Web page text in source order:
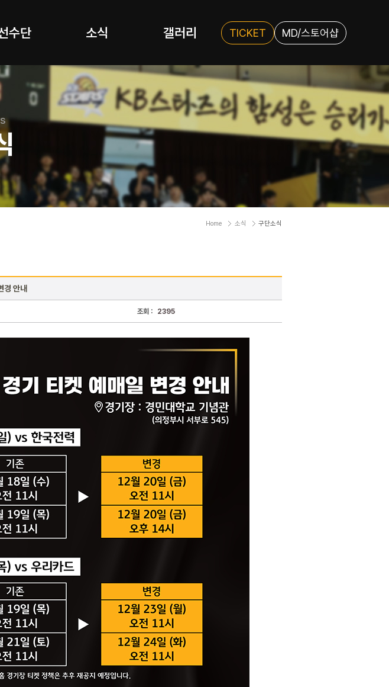
수단 소식 갤러리 TICKET MD/스토어샵
Home 소식 구단소식
경 안내
조회 : 2395